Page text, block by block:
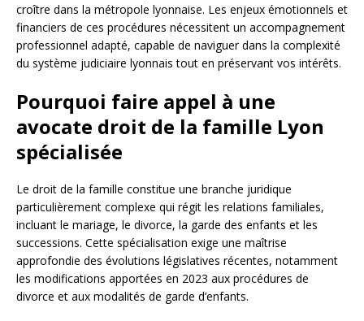
croître dans la métropole lyonnaise. Les enjeux émotionnels et
financiers de ces procédures nécessitent un accompagnement
professionnel adapté, capable de naviguer dans la complexité
du système judiciaire lyonnais tout en préservant vos intérêts.
Pourquoi faire appel à une
avocate droit de la famille Lyon
spécialisée
Le droit de la famille constitue une branche juridique
particulièrement complexe qui régit les relations familiales,
incluant le mariage, le divorce, la garde des enfants et les
successions. Cette spécialisation exige une maîtrise
approfondie des évolutions législatives récentes, notamment
les modifications apportées en 2023 aux procédures de
divorce et aux modalités de garde d’enfants.